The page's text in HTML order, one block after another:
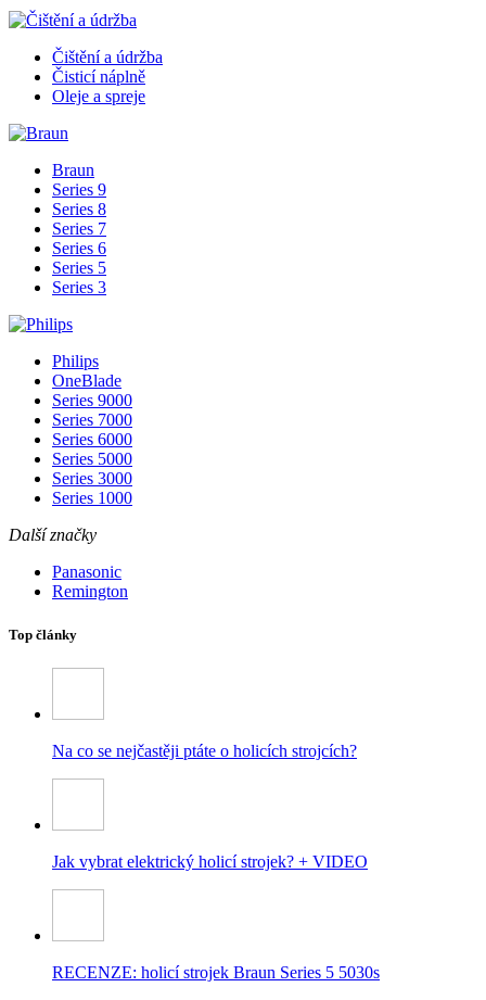
Čištění a údržba
Čisticí náplně
Oleje a spreje
Braun
Series 9
Series 8
Series 7
Series 6
Series 5
Series 3
Philips
OneBlade
Series 9000
Series 7000
Series 6000
Series 5000
Series 3000
Series 1000
Další značky
Panasonic
Remington
Top články
Na co se nejčastěji ptáte o holicích strojcích?
Jak vybrat elektrický holicí strojek? + VIDEO
RECENZE: holicí strojek Braun Series 5 5030s